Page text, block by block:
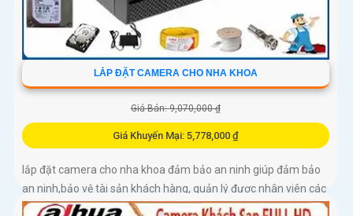
LẮP ĐẶT CAMERA CHO NHA KHOA
Giá Bán: 9,070,000 ₫
Giá Khuyến Mại: 5,778,000 ₫
lắp đặt camera cho nha khoa đảm bảo an ninh giúp đảm bảo
an ninh,bảo vệ tài sản khách hàng, quản lý được nhân viên các
y bác sĩ khám chữ bệnh cho khách hàng ngoài ra còn ngăn